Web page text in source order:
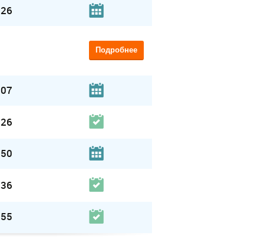
Подробнее